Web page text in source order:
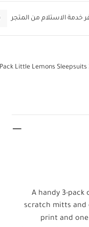
خدمة الاستلام من المتجر
A handy 3-
scratch mitts and
print and